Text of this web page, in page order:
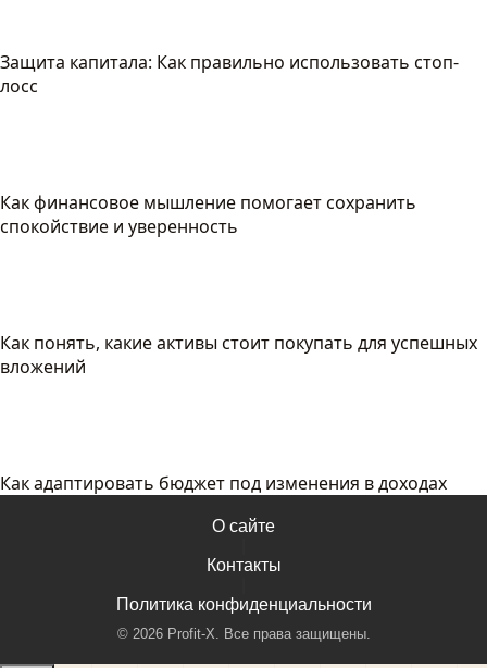
Защита капитала: Как правильно использовать стоп-
лосс
Как финансовое мышление помогает сохранить
спокойствие и уверенность
Как понять, какие активы стоит покупать для успешных
вложений
Как адаптировать бюджет под изменения в доходах
О сайте
Контакты
Политика конфиденциальности
© 2026Profit-X. Все права защищены.